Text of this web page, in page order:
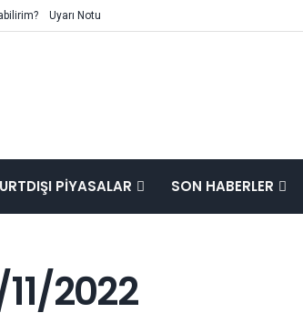
Uyarı Notu
PIYASALAR SON HABERLER
2022